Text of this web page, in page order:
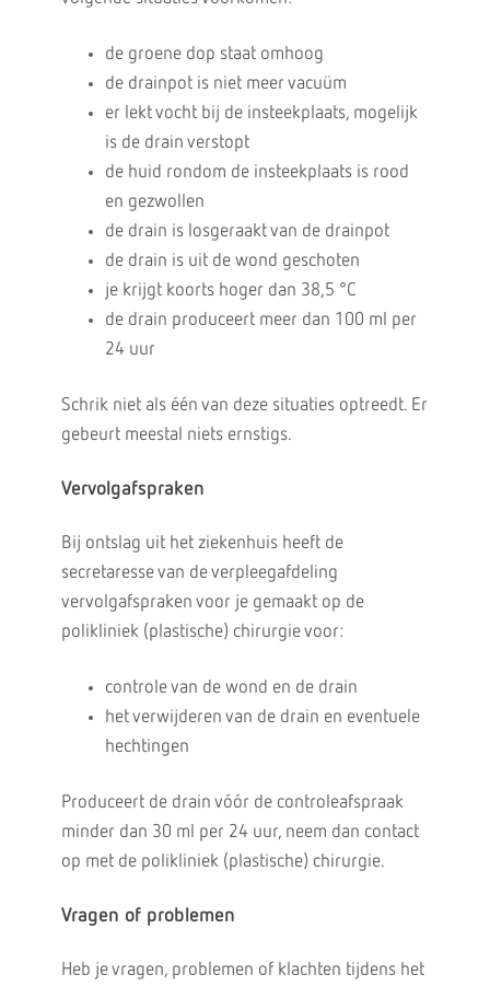
de groene dop staat omhoog
de drainpot is niet meer vacuüm
er lekt vocht bij de insteekplaats, mogelijk
is de drain verstopt
de huid rondom de insteekplaats is rood
en gezwollen
de drain is losgeraakt van de drainpot
de drain is uit de wond geschoten
je krijgt koorts hoger dan 38,5 °C
de drain produceert meer dan 100 ml per
24 uur
Schrik niet als één van deze situaties optreedt. Er
gebeurt meestal niets ernstigs.
Vervolgafspraken
Bij ontslag uit het ziekenhuis heeft de
secretaresse van de verpleegafdeling
vervolgafspraken voor je gemaakt op de
polikliniek (plastische) chirurgie voor:
controle van de wond en de drain
het verwijderen van de drain en eventuele
hechtingen
Produceert de drain vóór de controleafspraak
minder dan 30 ml per 24 uur, neem dan contact
op met de polikliniek (plastische) chirurgie.
Vragen of problemen
Heb je vragen, problemen of klachten tijdens het